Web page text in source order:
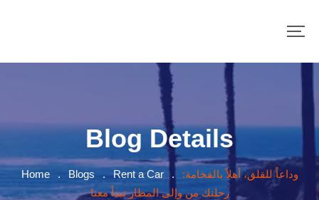
Blog Details
Home . Blogs . Rent a Car .
وداعاً للقلق، أهلاً بالفخامة:
رحلتك من وإلى المطار تبدأ معنا